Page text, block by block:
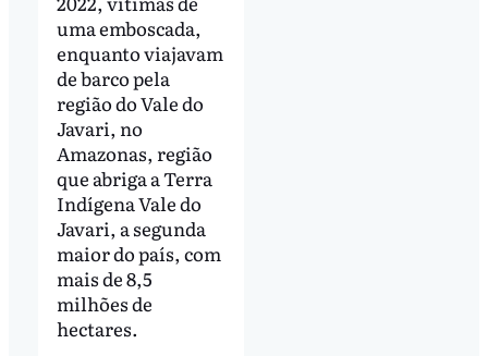
uma emboscada,
enquanto viajavam
de barco pela
região do Vale do
Javari, no
Amazonas, região
que abriga a Terra
Indígena Vale do
Javari, a segunda
maior do país, com
mais de 8,5
milhões de
hectares.